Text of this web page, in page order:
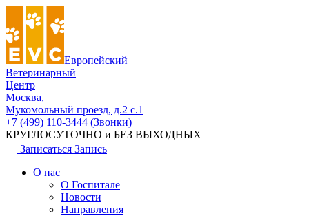
Европейский
Ветеринарный
Центр
Москва,
Мукомольный проезд, д.2 с.1
+7 (499) 110-3444 (Звонки)
КРУГЛОСУТОЧНО и БЕЗ ВЫХОДНЫХ
Записаться Запись
О нас
О Госпитале
Новости
Направления